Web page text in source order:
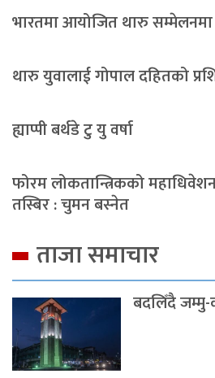
भारतमा आयोजित थारु सम्मेलनमा
थारु युवालाई गोपाल दहितको
ह्याप्पी बर्थडे टु यु वर्षा
फोरम लोकतान्त्रिकको
तस्बिर : चुमन बस्नेत
ताजा समाचार
बदलिँदै जम्मु-